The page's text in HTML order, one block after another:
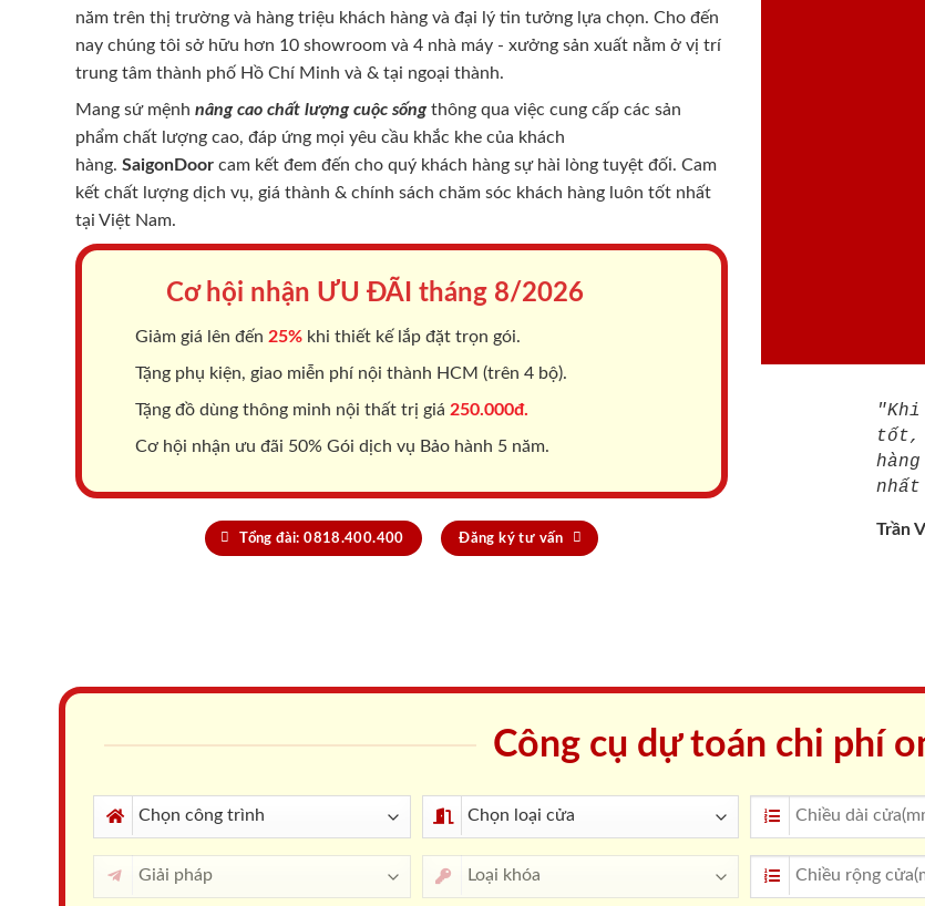
năm trên thị trường và hàng triệu khách hàng và đại lý tin tưởng lựa chọn. Cho đến
nay chúng tôi sở hữu hơn 10 showroom và 4 nhà máy - xưởng sản xuất nằm ở vị trí
trung tâm thành phố Hồ Chí Minh và & tại ngoại thành.
Mang sứ mệnh nâng cao chất lượng cuộc sốngthông qua việc cung cấp các sản
phẩm chất lượng cao, đáp ứng mọi yêu cầu khắc khe của khách
hàng. SaigonDoor cam kết đem đến cho quý khách hàng sự hài lòng tuyệt đối. Cam
kết chất lượng dịch vụ, giá thành & chính sách chăm sóc khách hàng luôn tốt nhất
tại Việt Nam.
Cơ hội nhận ƯU ĐÃI tháng 8/2026
Giảm giá lên đến 25% khi thiết kế lắp đặt trọn gói.
Tặng phụ kiện, giao miễn phí nội thành HCM (trên 4 bộ).
Tặng đồ dùng thông minh nội thất trị giá 250.000đ.
Cơ hội nhận ưu đãi 50% Gói dịch vụ Bảo hành 5 năm.
Tổng đài: 0818.400.400 Đăng ký tư vấn
tốt,
Trần
Công cụ dự toán chi phí